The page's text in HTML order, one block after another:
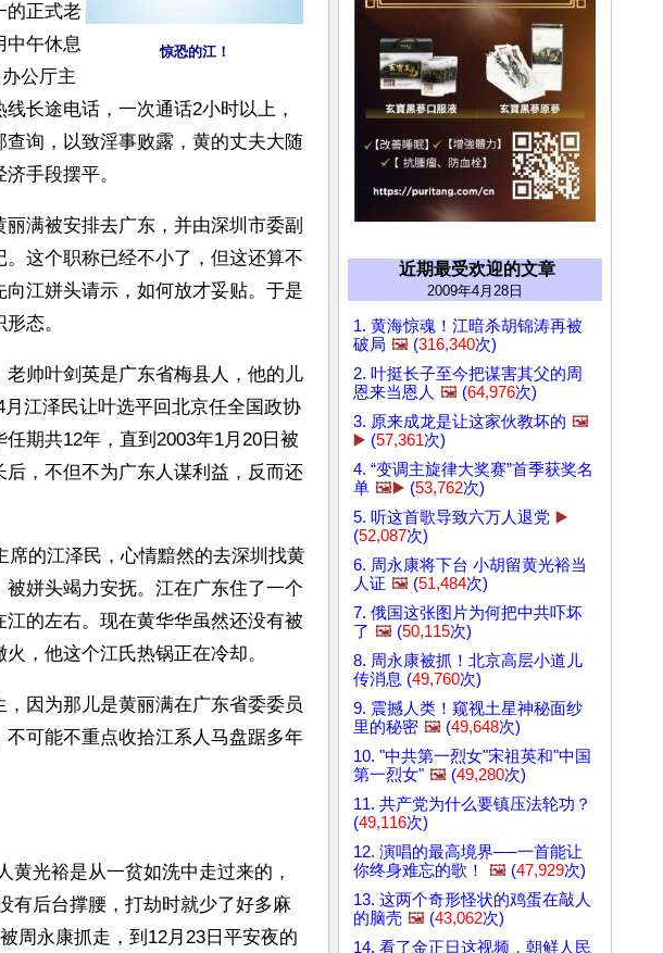
惊恐的江！
的正式老
中午休息
公厅主
长途电话，一次通话2小时以上，
询，以致淫事败露，黄的丈夫大随
手段摆平。
满被安排去广东，并由深圳市委副
这个职称已经不小了，但这还算不
江姘头请示，如何放才妥贴。于是
态。
帅叶剑英是广东省梅县人，他的儿
江泽民让叶选平回北京任全国政协
期共12年，直到2003年1月20日被
，不但不为广东人谋利益，反而还
席的江泽民，心情黯然的去深圳找黄
姘头竭力安抚。江在广东住了一个
的左右。现在黄华华虽然还没有被
，他这个江氏热锅正在冷却。
因为那儿是黄丽满在广东省委委员
可能不重点收拾江系人马盘踞多年
黄光裕是从一贫如洗中走过来的，
有后台撑腰，打劫时就少了好多麻
周永康抓走，到12月23日平安夜的
近期最受欢迎的文章
2009年4月28日
1. 黄海惊魂！江暗杀胡锦涛再被
破局 🖼️ (316,340次)
2. 叶挺长子至今把谋害其父的周
恩来当恩人 🖼️ (64,976次)
3. 原来成龙是让这家伙教坏的 🖼️
▶️ (57,361次)
4. “变调主旋律大奖赛”首季获奖名
单 🖼️▶️ (53,762次)
5. 听这首歌导致六万人退党 ▶️
(52,087次)
6. 周永康将下台 小胡留黄光裕当
人证 🖼️ (51,484次)
7. 俄国这张图片为何把中共吓坏
了 🖼️ (50,115次)
8. 周永康被抓！北京高层小道儿
传消息 (49,760次)
9. 震撼人类！窥视土星神秘面纱
里的秘密 🖼️ (49,648次)
10. "中共第一烈女"宋祖英和"中国
第一烈女" 🖼️ (49,280次)
11. 共产党为什么要镇压法轮功？
(49,116次)
12. 演唱的最高境界──一首能让
你终身难忘的歌！
🖼️ (47,929次)
13. 这两个奇形怪状的鸡蛋在敲人
的脑壳 🖼️ (43,062次)
14. 看了金正日这视频，朝鲜人民